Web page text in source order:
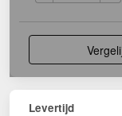
Levertijd